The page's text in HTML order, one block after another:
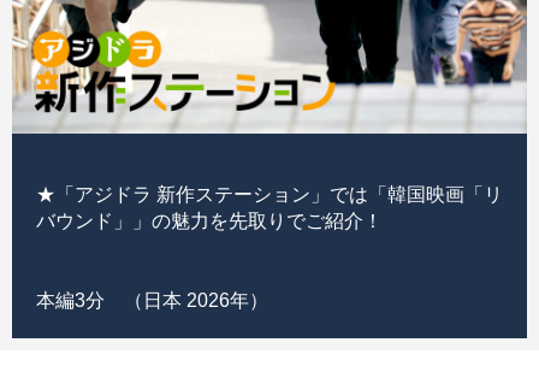
★「アジドラ 新作ステーション」では「韓国映画「リ
バウンド」」の魅力を先取りでご紹介！
本編3分 （日本 2026年）